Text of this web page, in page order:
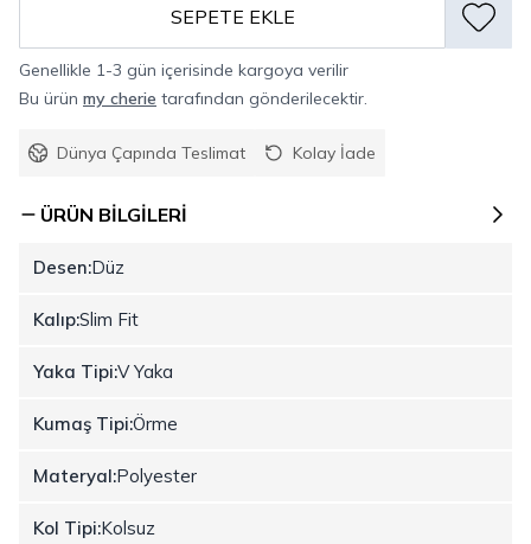
SEPETE EKLE
Genellikle 1-3 gün içerisinde kargoya verilir
Bu ürün my cherie tarafından gönderilecektir.
Dünya Çapında Teslimat Kolay İade
ÜRÜN BILGILERI
Desen:Düz
Kalıp:Slim Fit
Yaka Tipi:V Yaka
Kumaş Tipi:Örme
Materyal:Polyester
Kol Tipi:Kolsuz